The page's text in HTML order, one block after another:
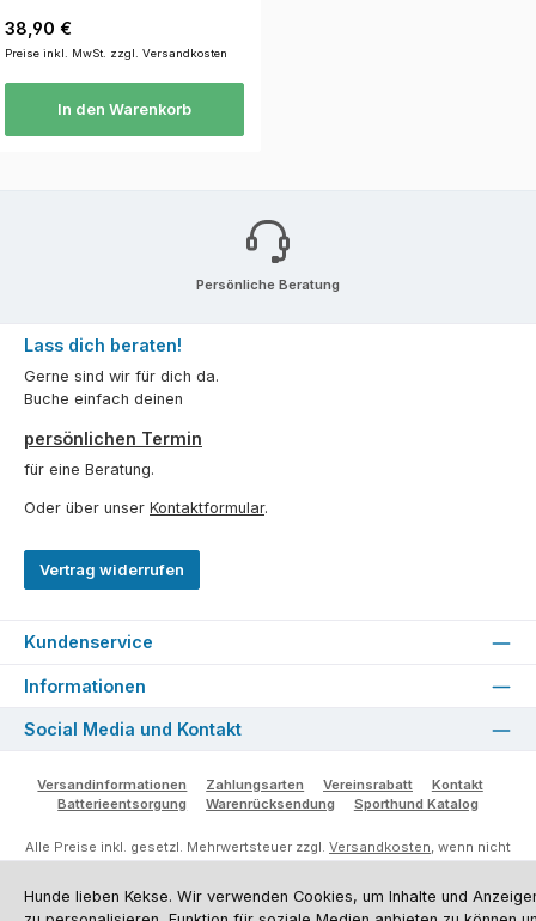
Regulärer Preis:
38,90 €
Preise inkl. MwSt. zzgl. Versandkosten
In den Warenkorb
Persönliche Beratung
Lass dich beraten!
Gerne sind wir für dich da.
Buche einfach deinen
persönlichen Termin
für eine Beratung.
Oder über unser Kontaktformular.
Vertrag widerrufen
Kundenservice
Informationen
Social Media und Kontakt
Versandinformationen Zahlungsarten Vereinsrabatt
Kontakt
Batterieentsorgung
Warenrücksendung Sporthund Katalog
Alle Preise inkl. gesetzl. Mehrwertsteuer zzgl. Versandkosten, wenn nicht
vorbehalten.
Hunde lieben Kekse. Wir verwenden Cookies, um Inhalte und